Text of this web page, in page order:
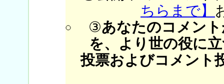
ちらまで】
③あなたのコメン
を、より世の役に
投票およびコメント